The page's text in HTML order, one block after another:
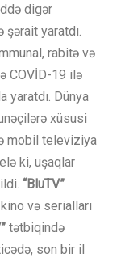
digər
yaratdı.
rabitə və
COVİD-19 ilə
yaratdı. Dünya
xüsusi
mobil televiziya
ki, uşaqlar
“BluTV”
və serialları
tətbiqində
son bir il